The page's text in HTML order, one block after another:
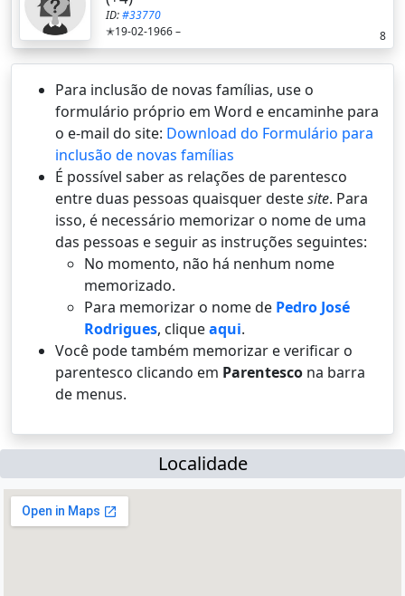
ID:#33770
✭19-02-1966 –
8
Para inclusão de novas famílias, use o
formulário próprio em Word e encaminhe para
o e-mail do site: Download do Formulário para
inclusão de novas famílias
É possí­vel saber as relações de parentesco
entre duas pessoas quaisquer destesite. Para
isso, é necessário memorizar o nome de uma
das pessoas e seguir as instruções seguintes:
No momento, não há nenhum nome
memorizado.
Para memorizar o nome de Pedro José
Rodrigues, cliqueaqui.
Você pode também memorizar e verificar o
parentesco clicando em Parentesco na barra
de menus.
Localidade